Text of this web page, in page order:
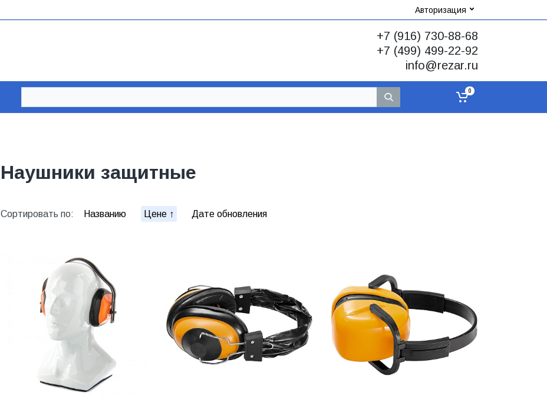
Авторизация
+7 (916) 730-88-68
+7 (499) 499-22-92
info@rezar.ru
0
Наушники защитные
Сортировать по: Названию Цене Дате обновления